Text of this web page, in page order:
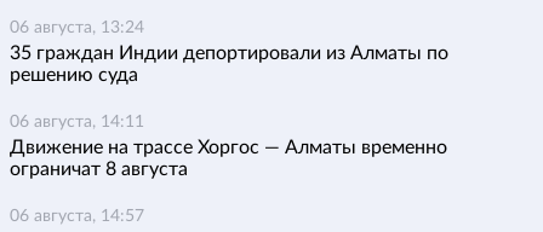
06 августа, 13:24
35 граждан Индии депортировали из Алматы по
решению суда
06 августа, 14:11
Движение на трассе Хоргос — Алматы временно
ограничат 8 августа
06 августа, 14:57